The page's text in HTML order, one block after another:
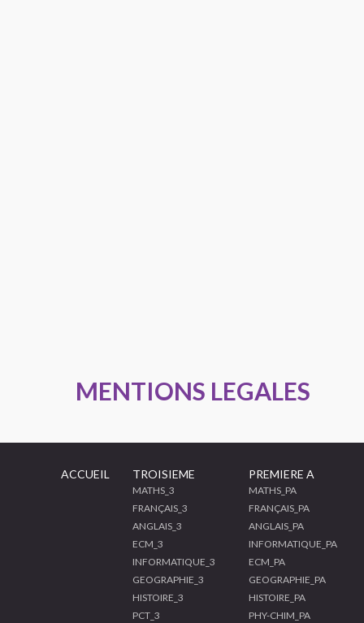
MENTIONS LEGALES
ACCUEIL TROISIEME
MATHS_3
FRANÇAIS_3
ANGLAIS_3
ECM_3
INFORMATIQUE_3
GEOGRAPHIE_3
HISTOIRE_3
PCT_3
PREMIERE A
MATHS_PA
FRANÇAIS_PA
ANGLAIS_PA
INFORMATIQUE_PA
ECM_PA
GEOGRAPHIE_PA
HISTOIRE_PA
PHY-CHIM_PA